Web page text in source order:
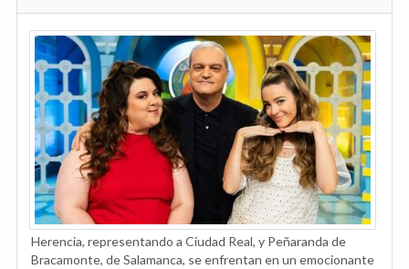
Herencia, representando a Ciudad Real, y Peñaranda de
Bracamonte, de Salamanca, se enfrentan en un emocionante